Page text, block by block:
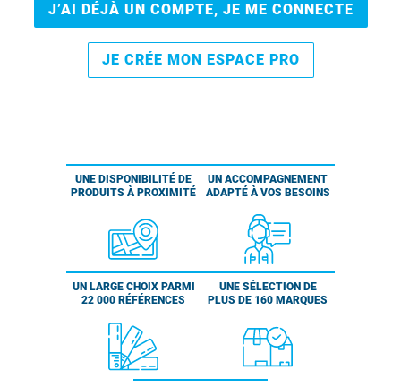
J’AI DÉJÀ UN COMPTE, JE ME CONNECTE
JE CRÉE MON ESPACE PRO
UNE DISPONIBILITÉ DE
PRODUITS À PROXIMITÉ
UN ACCOMPAGNEMENT
ADAPTÉ À VOS BESOINS
UN LARGE CHOIX PARMI
22 000 RÉFÉRENCES
UNE SÉLECTION DE
PLUS DE 160 MARQUES